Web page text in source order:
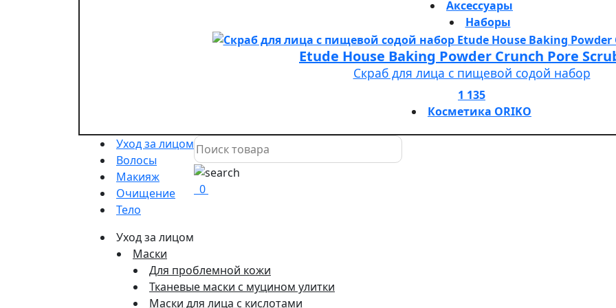
Аксессуары
Наборы
Etude House Baking Powder Crunch Pore
Скраб для лица с пищевой содой набор
1 135
Косметика ORIKO
Уход за лицом
Волосы
Макияж
Очищение
Тело
0
Уход за лицом
Маски
Для проблемной кожи
Тканевые маски с муцином улитки
Маски для лица с кислотами